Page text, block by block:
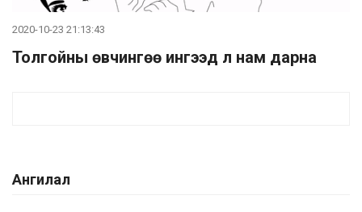
Ангилал
2020-10-23 21:13:43
Толгойны өвчингөө ингээд л нам дарна